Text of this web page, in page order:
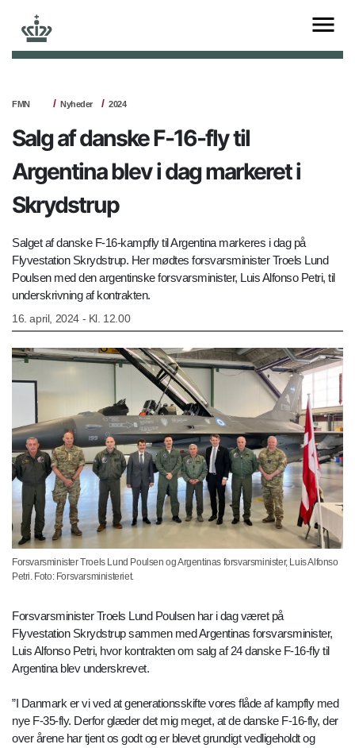
FMN Nyheder 2024
Salg af danske F-16-fly til
Argentina blev i dag markeret i
Skrydstrup
Salget af danske F-16-kampfly til Argentina markeres i dag på
Flyvestation Skrydstrup. Her mødtes forsvarsminister Troels Lund
Poulsen med den argentinske forsvarsminister, Luis Alfonso Petri, til
underskrivning af kontrakten.
16. april, 2024 - Kl. 12.00
Forsvarsminister Troels Lund Poulsen og Argentinas forsvarsminister, Luis Alfonso
Petri. Foto: Forsvarsministeriet.
Forsvarsminister Troels Lund Poulsen har i dag været på
Flyvestation Skrydstrup sammen med Argentinas forsvarsminister,
Luis Alfonso Petri, hvor kontrakten om salg af 24 danske F-16-fly til
Argentina blev underskrevet.
”I Danmark er vi ved at generationsskifte vores flåde af kampfly med
nye F-35-fly. Derfor glæder det mig meget, at de danske F-16-fly, der
over årene har tjent os godt og er blevet grundigt vedligeholdt og